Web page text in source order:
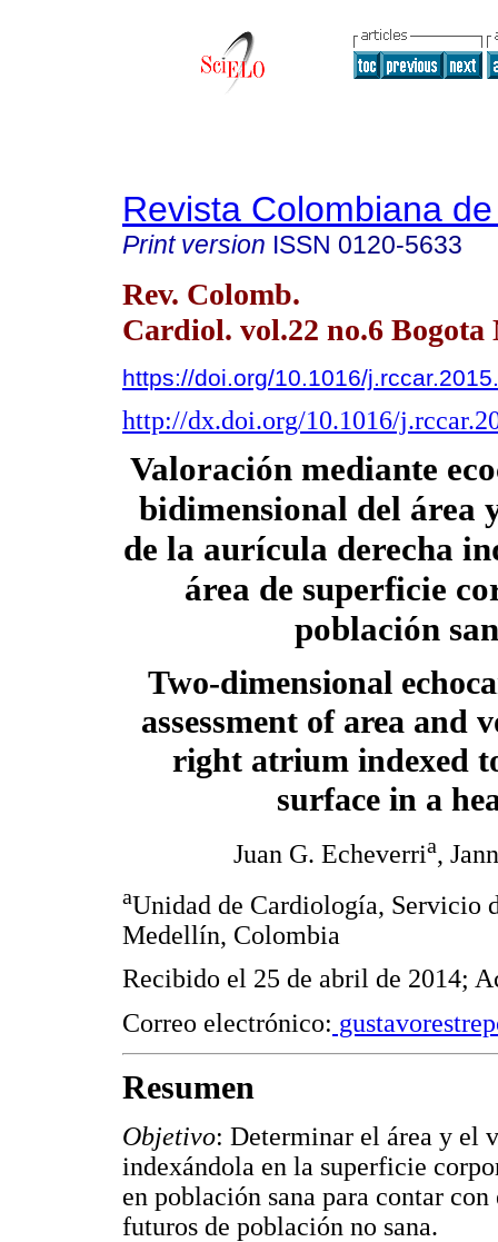
Revista Colombiana
Print version ISSN 0120-5633
Rev. Colomb.
Cardiol. vol.22 no.6 Bogota
https://doi.org/10.1016/
http://dx.doi.org/10.1016/
Valoración mediante
bidimensional del área
de la aurícula derecha
área de superficie
población
Two-dimensional
assessment of area and
right atrium indexed
surface in a
Juan G. Echeverria,
aUnidad de Cardiología, Servicio
Medellín, Colombia
Recibido el 25 de abril de 2014;
Correo electrónico:
Resumen
Objetivo: Determinar el área y el
indexándola en la superficie
en población sana para contar
futuros de población no sana.